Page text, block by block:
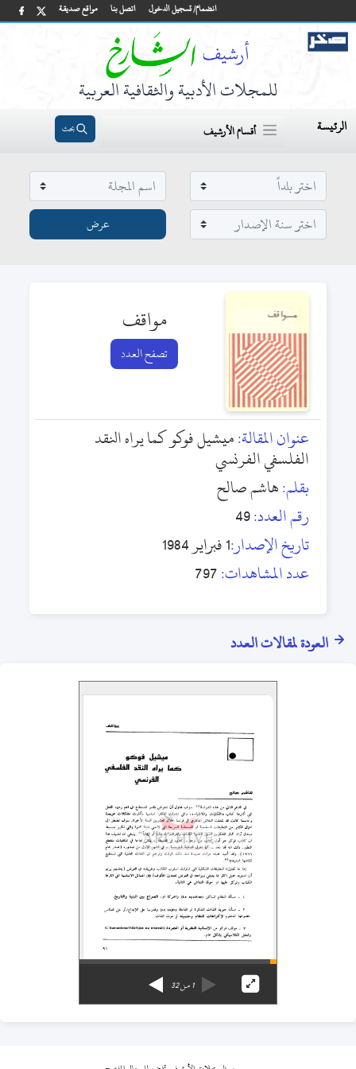
مواقع صديقة اتصل بنا انضمام/ تسجيل الدخول
للمجلات الأدبية والثقافية العربية
الرئيسة أقسام الأرشيف بحث
مواقف
تصفح العدد
عنوان المقالة:ميشيل فوكو كما يراه النقد
الفلسفي الفرنسي
بقلم:هاشم صالح
رقم العدد:49
تاريخ الإصدار:1 فبراير 1984
عدد المشاهدات:797
العودة لمقالات العدد
1من32